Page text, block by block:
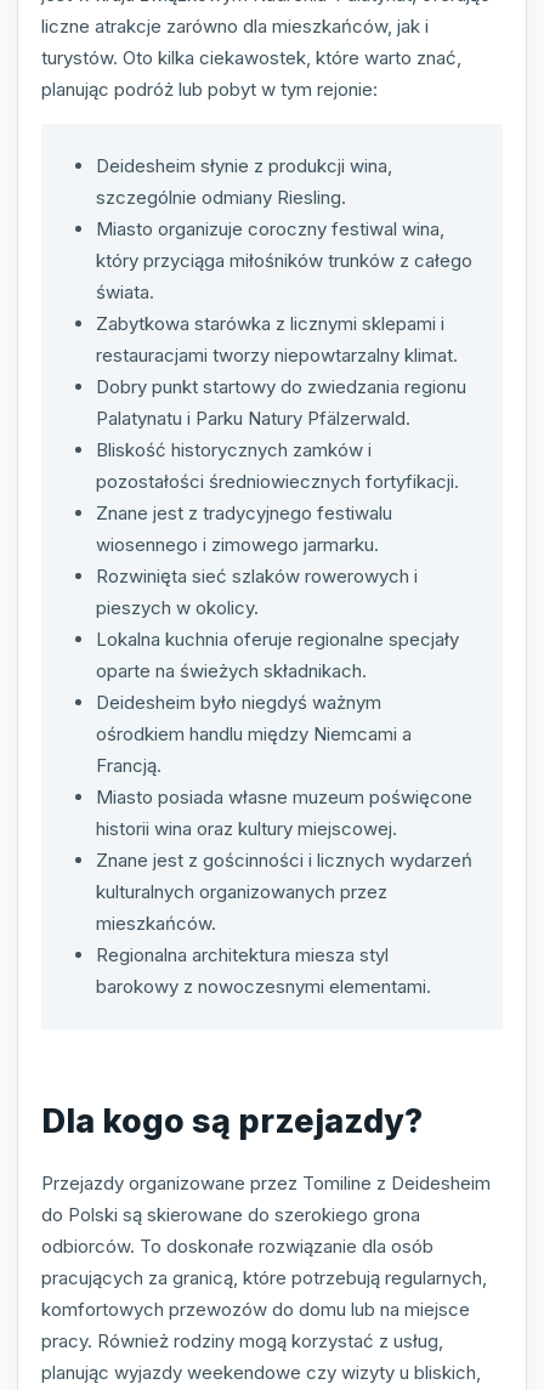
liczne atrakcje zarówno dla mieszkańców, jak i
turystów. Oto kilka ciekawostek, które warto znać,
planując podróż lub pobyt w tym rejonie:
Deidesheim słynie z produkcji wina,
szczególnie odmiany Riesling.
Miasto organizuje coroczny festiwal wina,
który przyciąga miłośników trunków z całego
świata.
Zabytkowa starówka z licznymi sklepami i
restauracjami tworzy niepowtarzalny klimat.
Dobry punkt startowy do zwiedzania regionu
Palatynatu i Parku Natury Pfälzerwald.
Bliskość historycznych zamków i
pozostałości średniowiecznych fortyfikacji.
Znane jest z tradycyjnego festiwalu
wiosennego i zimowego jarmarku.
Rozwinięta sieć szlaków rowerowych i
pieszych w okolicy.
Lokalna kuchnia oferuje regionalne specjały
oparte na świeżych składnikach.
Deidesheim było niegdyś ważnym
ośrodkiem handlu między Niemcami a
Francją.
Miasto posiada własne muzeum poświęcone
historii wina oraz kultury miejscowej.
Znane jest z gościnności i licznych wydarzeń
kulturalnych organizowanych przez
mieszkańców.
Regionalna architektura miesza styl
barokowy z nowoczesnymi elementami.
Dla kogo są przejazdy?
Przejazdy organizowane przez Tomiline z Deidesheim
do Polski są skierowane do szerokiego grona
odbiorców. To doskonałe rozwiązanie dla osób
pracujących za granicą, które potrzebują regularnych,
komfortowych przewozów do domu lub na miejsce
pracy. Również rodziny mogą korzystać z usług,
planując wyjazdy weekendowe czy wizyty u bliskich,